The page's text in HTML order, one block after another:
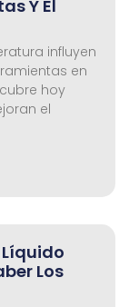
Y El
influyen
en
hoy
el
Los